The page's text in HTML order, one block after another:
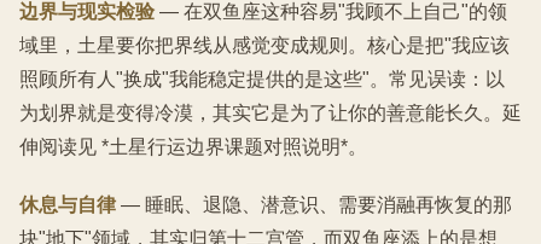
边界与现实检验 — 在双鱼座这种容易"我顾不上自己"的领
域里，土星要你把界线从感觉变成规则。核心是把"我应该
照顾所有人"换成"我能稳定提供的是这些"。常见误读：以
为划界就是变得冷漠，其实它是为了让你的善意能长久。延
伸阅读见 *土星行运边界课题对照说明*。
休息与自律 — 睡眠、退隐、潜意识、需要消融再恢复的那
块"地下"领域，其实归第十二宫管，而双鱼座添上的是想